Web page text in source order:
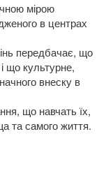
мірою
в центрах
передбачає, що
що культурне,
внеску в
що навчать їх,
та самого життя.